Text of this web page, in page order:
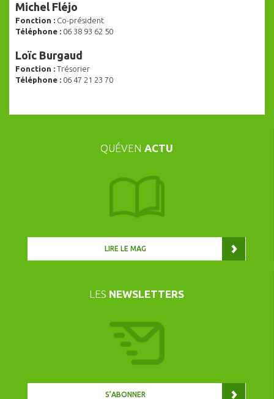
Michel Fléjo
Fonction : Co-président
Téléphone : 06 38 93 62 50
Loïc Burgaud
Fonction : Trésorier
Téléphone : 06 47 21 23 70
QUÉVEN ACTU
LIRE LE MAG
LES NEWSLETTERS
S’ABONNER